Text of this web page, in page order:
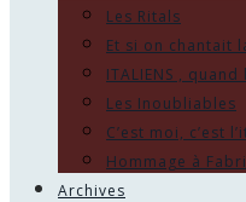
Les Ritals
Et si on chantait
ITALIENS ,
Les Inoubliables
C’est moi, c’est
Hommage à
Archives